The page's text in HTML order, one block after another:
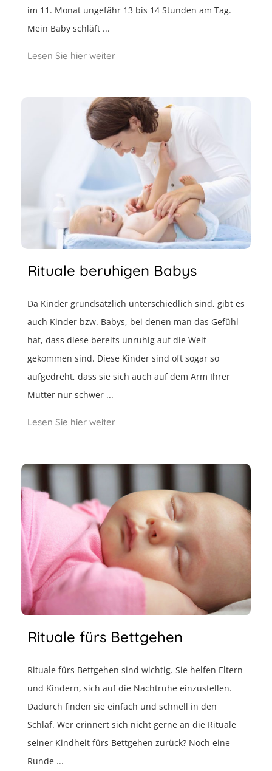
im 11. Monat ungefähr 13 bis 14 Stunden am Tag.
Mein Baby schläft ...
Lesen Sie hier weiter
Rituale beruhigen Babys
Da Kinder grundsätzlich unterschiedlich sind, gibt es
auch Kinder bzw. Babys, bei denen man das Gefühl
hat, dass diese bereits unruhig auf die Welt
gekommen sind. Diese Kinder sind oft sogar so
aufgedreht, dass sie sich auch auf dem Arm Ihrer
Mutter nur schwer ...
Lesen Sie hier weiter
Rituale fürs Bettgehen
Rituale fürs Bettgehen sind wichtig. Sie helfen Eltern
und Kindern, sich auf die Nachtruhe einzustellen.
Dadurch finden sie einfach und schnell in den
Schlaf. Wer erinnert sich nicht gerne an die Rituale
seiner Kindheit fürs Bettgehen zurück? Noch eine
Runde ...